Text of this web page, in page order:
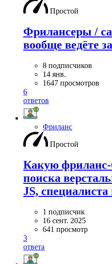
Простой
Фрилансеры /
вообще ведёте
8 подписчиков
14 янв.
1647 просмотров
6
ответов
Фриланс
Простой
Какую
поиска
JS,
1 подписчик
16 сент. 2025
641 просмотр
3
ответа